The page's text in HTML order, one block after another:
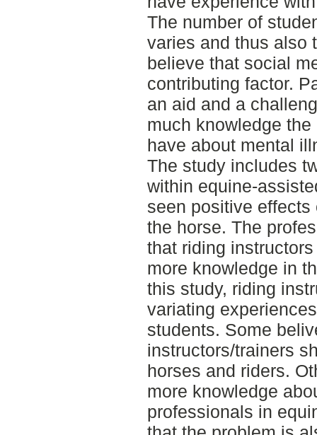
The number of
varies and thus also
believe that social
contributing factor.
an aid and a
much knowledge
have about mental
The study includes
within equine-
seen positive
the horse. The
that riding
more knowledge in
this study, riding
variating
students. Some
instructors/trainers
horses and riders.
more knowledge
professionals in